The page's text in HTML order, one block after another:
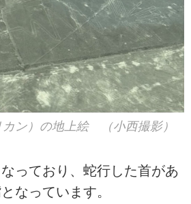
カン）の地上絵 （小西撮影）
っており、蛇行した首があ
なっています。